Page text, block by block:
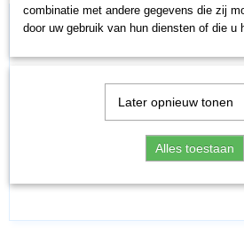
combinatie met andere gegevens die zij
door uw gebruik van hun diensten of die u
Later opnieuw tonen
Alles toestaan